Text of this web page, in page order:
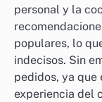
personal y la
populares, lo
indecisos. Sin
pedidos, ya
experiencia del